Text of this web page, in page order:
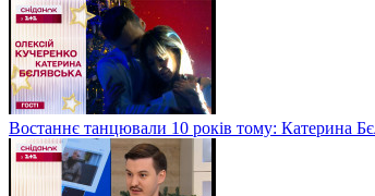
Востаннє танцювали 10 років тому: Катерина